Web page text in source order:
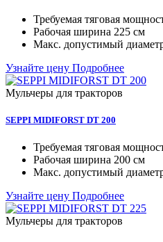
Требуемая тяговая
Рабочая ширина 225 см
Макc. допустимый
Узнайте цену Подробнее
Мульчеры для тракторов
SEPPI MIDIFORST DT 200
Требуемая тяговая
Рабочая ширина 200 см
Макc. допустимый
Узнайте цену Подробнее
Мульчеры для тракторов